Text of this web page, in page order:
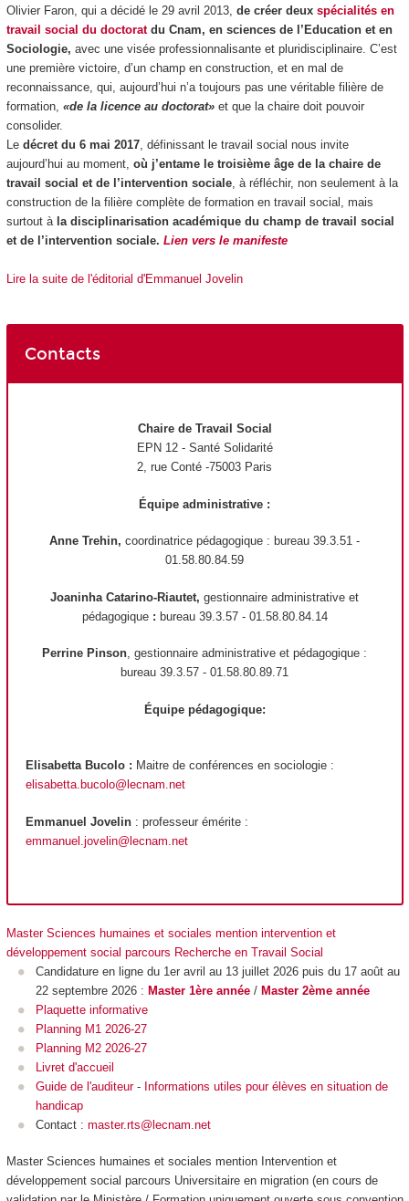
Olivier Faron, qui a décidé le 29 avril 2013, de créer deux spécialités en
travail social du doctoratdu Cnam, en sciences de l’Education et en
Sociologie, avec une visée professionnalisante et pluridisciplinaire. C’est
une première victoire, d’un champ en construction, et en mal de
reconnaissance, qui, aujourd’hui n’a toujours pas une véritable filière de
formation, «de la licence au doctorat»et que la chaire doit pouvoir
consolider.
Le décret du 6 mai 2017, définissant le travail social nous invite
aujourd’hui au moment, où j’entame le troisième âge de la chaire de
travail social et de l’intervention sociale, à réfléchir, non seulement à la
construction de la filière complète de formation en travail social, mais
surtout à la disciplinarisation académique du champ de travail social
et de l’intervention sociale. Lien vers le manifeste
Lire la suite de l'éditorial d'Emmanuel Jovelin
Contacts
Chaire de Travail Social
EPN 12 - Santé Solidarité
2, rue Conté -75003 Paris
Équipe administrative :
Anne Trehin, coordinatrice pédagogique : bureau 39.3.51 -
01.58.80.84.59
Joaninha Catarino-Riautet, gestionnaire administrative et
pédagogique : bureau 39.3.57 - 01.58.80.84.14
Perrine Pinson, gestionnaire administrative et pédagogique :
bureau 39.3.57 - 01.58.80.89.71
Équipe pédagogique:
Elisabetta Bucolo : Maitre de conférences en sociologie :
elisabetta.bucolo@lecnam.net
Emmanuel Jovelin : professeur émérite :
emmanuel.jovelin@lecnam.net
Master Sciences humaines et sociales mention intervention et
développement social parcours Recherche en Travail Social
Candidature en ligne du 1er avril au 13 juillet 2026 puis du 17 août au
22 septembre 2026 : Master 1ère année / Master 2ème année
Plaquette informative
Planning M1 2026-27
Planning M2 2026-27
Livret d'accueil
Guide de l'auditeur- Informations utiles pour élèves en situation de
handicap
Contact : master.rts@lecnam.net
Master Sciences humaines et sociales mention Intervention et
développement social parcours Universitaire en migration (en cours de